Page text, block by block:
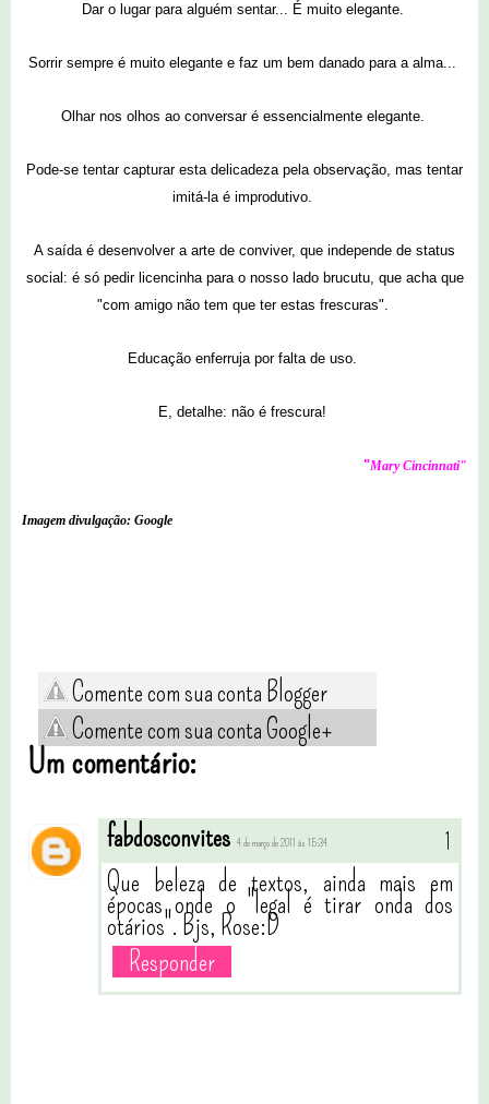
Dar o lugar para alguém sentar... É muito elegante.
Sorrir sempre é muito elegante e faz um bem danado para a alma...
Olhar nos olhos ao conversar é essencialmente elegante.
Pode-se tentar capturar esta delicadeza pela observação, mas tentar
imitá-la é improdutivo.
A saída é desenvolver a arte de conviver, que independe de status
social: é só pedir licencinha para o nosso lado brucutu, que acha que
"com amigo não tem que ter estas frescuras".
Educação enferruja por falta de uso.
E, detalhe: não é frescura!
"Mary Cincinnati"
Imagem divulgação: Google
Comente com sua conta Blogger
Comente com sua conta Google+
Um comentário:
fabdosconvites 4 de março de 2011 às 15:34
Que beleza de textos, ainda mais em
épocas onde o "legal é tirar onda dos
otários". Bjs, Rose:D
Responder